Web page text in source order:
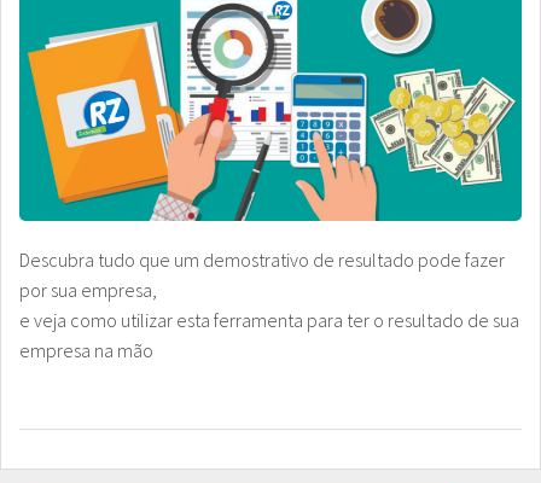
Descubra tudo que um demostrativo de resultado pode fazer
por sua empresa,
e veja como utilizar esta ferramenta para ter o resultado de sua
empresa na mão